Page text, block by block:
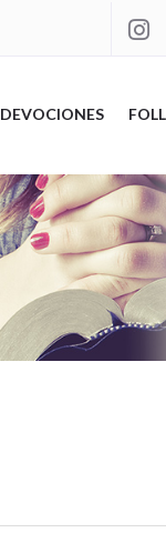

DEVOCIONES